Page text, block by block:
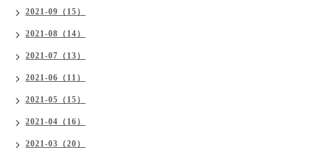
2021-09（15）
2021-08（14）
2021-07（13）
2021-06（11）
2021-05（15）
2021-04（16）
2021-03（20）